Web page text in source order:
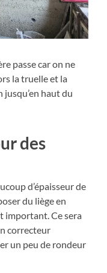
passe car on ne
la truelle et la
haut du
des
d’épaisseur de
du liège en
important. Ce sera
correcteur
un peu de rondeur